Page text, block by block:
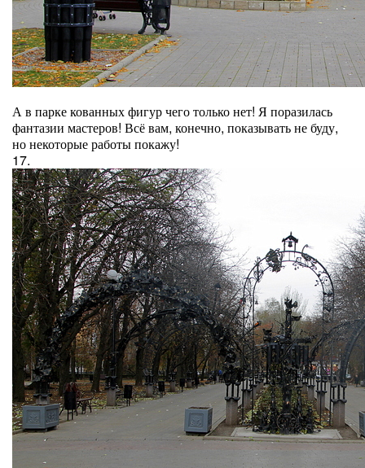
А в парке кованных фигур чего только нет! Я поразилась
фантазии мастеров! Всё вам, конечно, показывать не буду,
но некоторые работы покажу!
17.